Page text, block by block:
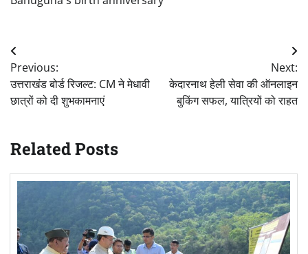
Post
navigation
Previous:
उत्तराखंड बोर्ड रिजल्ट: CM ने मेधावी
छात्रों को दी शुभकामनाएं
Next:
केदारनाथ हेली सेवा की ऑनलाइन
बुकिंग सफल, यात्रियों को राहत
Related Posts